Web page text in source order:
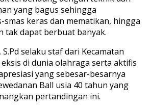
yang bagus sehingga
smas keras dan mematikan, hingga
tak dapat berbuat banyak.
selaku staf dari Kecamatan
di dunia olahraga serta aktifis
yang sebesar-besarnya
Ball usia 40 tahun yang
pertandingan ini.